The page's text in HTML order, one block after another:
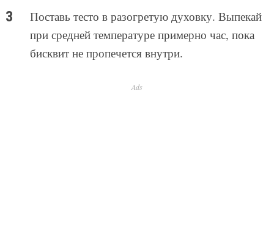
Поставь тесто в разогретую духовку. Выпекай
при средней температуре примерно час, пока
бисквит не пропечется внутри.
Ads